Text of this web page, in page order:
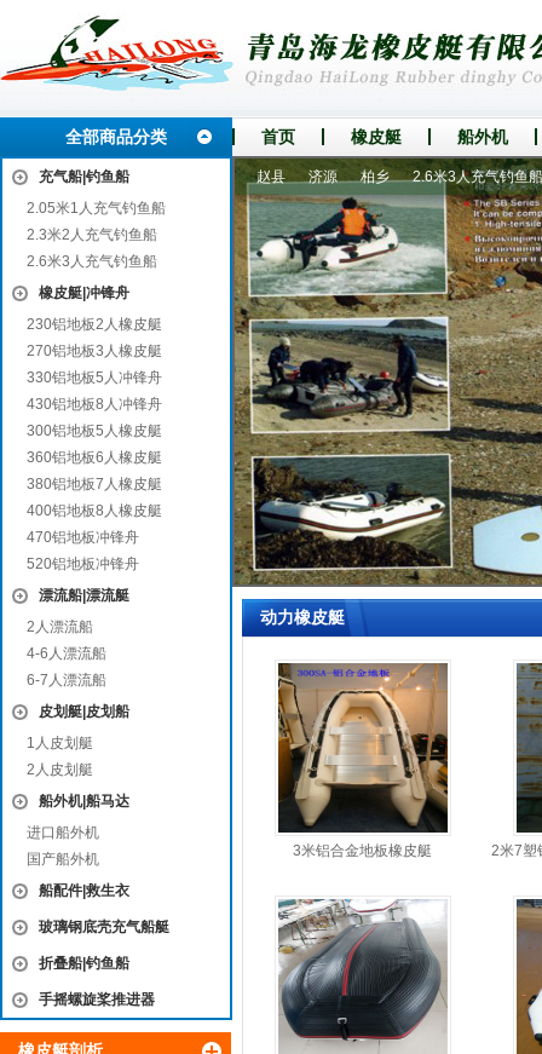
全部商品分类 首页 橡皮艇 船外机
充气船|钓鱼船
2.05米1人充气钓鱼船
2.3米2人充气钓鱼船
2.6米3人充气钓鱼船
橡皮艇|冲锋舟
230铝地板2人橡皮艇
270铝地板3人橡皮艇
330铝地板5人冲锋舟
430铝地板8人冲锋舟
300铝地板5人橡皮艇
360铝地板6人橡皮艇
380铝地板7人橡皮艇
400铝地板8人橡皮艇
470铝地板冲锋舟
520铝地板冲锋舟
漂流船|漂流艇
2人漂流船
4-6人漂流船
6-7人漂流船
皮划艇|皮划船
1人皮划艇
2人皮划艇
船外机|船马达
进口船外机
国产船外机
船配件|救生衣
玻璃钢底壳充气船艇
折叠船|钓鱼船
手摇螺旋桨推进器
漳浦 安泽 柘城 赵县 济源 柏乡 2.6米3人充气钓鱼船
动力橡皮艇
3米铝合金地板橡皮艇 2米7塑